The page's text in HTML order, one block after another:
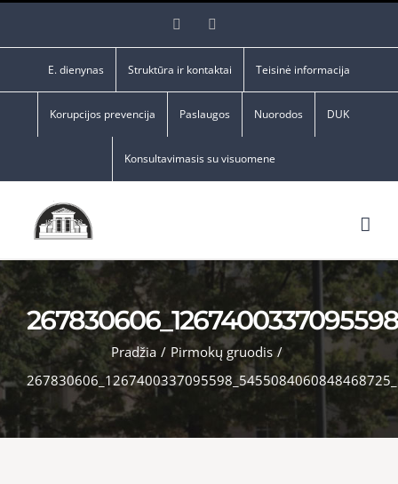
Facebook
E. dienynas Struktūra ir kontaktai Teisinė informacija
Korupcijos prevencija Paslaugos Nuorodos DUK
Konsultavimasis su visuomene
Pradžia / Pirmokų gruodis /